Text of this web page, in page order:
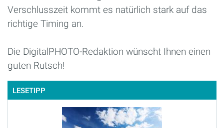
Verschlusszeit kommt es natürlich stark auf das
richtige Timing an.
Die DigitalPHOTO-Redaktion wünscht Ihnen einen
guten Rutsch!
LESETIPP